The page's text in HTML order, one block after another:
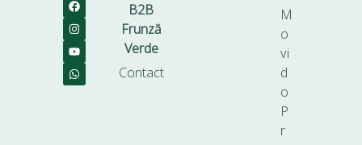
B2B
Frunză
Verde
Contact
M
o
vi
d
o
P
r